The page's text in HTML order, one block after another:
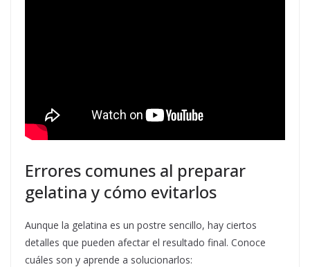
Errores comunes al preparar
gelatina y cómo evitarlos
Aunque la gelatina es un postre sencillo, hay ciertos
detalles que pueden afectar el resultado final. Conoce
cuáles son y aprende a solucionarlos: